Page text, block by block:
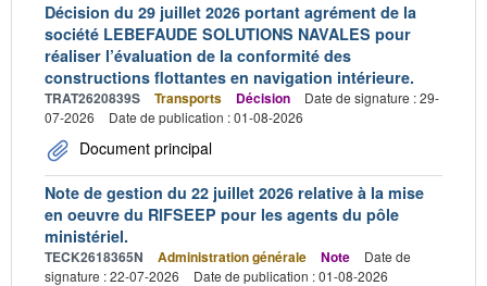
Décision du 29 juillet 2026 portant agrément de la
société LEBEFAUDE SOLUTIONS NAVALES pour
réaliser l’évaluation de la conformité des
constructions flottantes en navigation intérieure.
TRAT2620839S Transports Décision
Date de signature : 29-
07-2026
Date de publication : 01-08-2026
Document principal
Note de gestion du 22 juillet 2026 relative à la mise
en oeuvre du RIFSEEP pour les agents du pôle
ministériel.
TECK2618365N Administration générale Note
Date de
signature : 22-07-2026
Date de publication : 01-08-2026